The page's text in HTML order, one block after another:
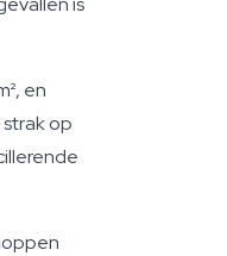
en
op